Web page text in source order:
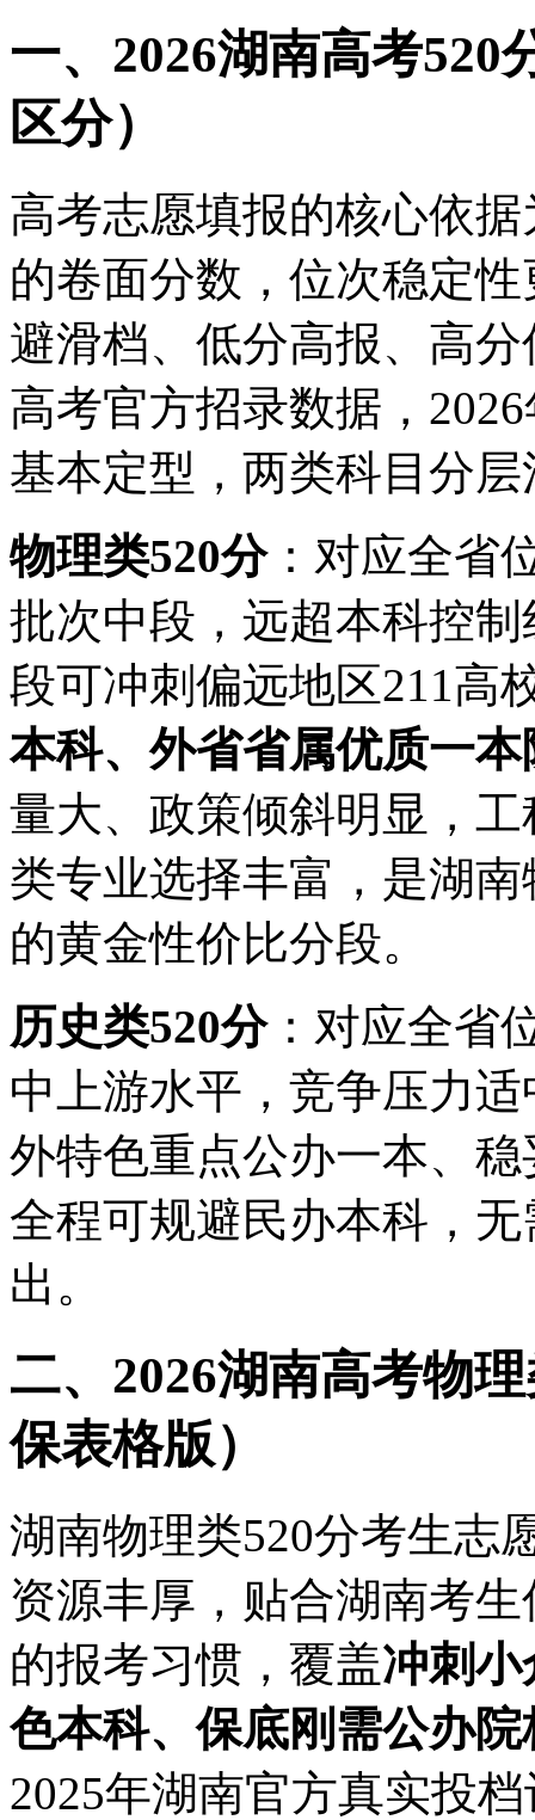
一、2026湖南高考520
区分）
高考志愿填报的核心依据
的卷面分数，位次稳定
避滑档、低分高报、高
高考官方招录数据，
基本定型，两类科目分
物理类520分：对应全省
批次中段，远超本科控
段可冲刺偏远地区211高
本科、外省省属优质一本
量大、政策倾斜明显，
类专业选择丰富，是湖
的黄金性价比分段。
历史类520分：对应全省
中上游水平，竞争压力
外特色重点公办一本、
全程可规避民办本科，
出。
二、2026湖南高考物
保表格版）
湖南物理类520分考生志
资源丰厚，贴合湖南考
的报考习惯，覆盖冲刺小
色本科、保底刚需公办院
2025年湖南官方真实投